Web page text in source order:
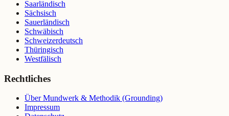
Saarländisch
Sächsisch
Sauerländisch
Schwäbisch
Schweizerdeutsch
Thüringisch
Westfälisch
Rechtliches
Über Mundwerk & Methodik (Grounding)
Impressum